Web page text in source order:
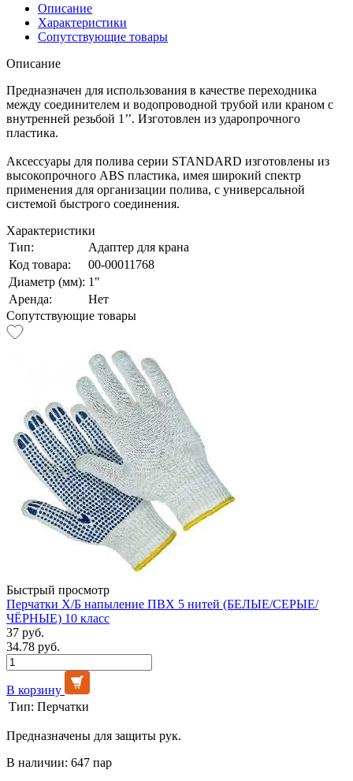
Описание
Характеристики
Сопутствующие товары
Описание
Предназначен для использования в качестве переходника
между соединителем и водопроводной трубой или краном с
внутренней резьбой 1’’. Изготовлен из ударопрочного
пластика.
Аксессуары для полива серии STANDARD изготовлены из
высокопрочного ABS пластика, имея широкий спектр
применения для организации полива, с универсальной
системой быстрого соединения.
Характеристики
Тип:
Адаптер для крана
Код товара:
00-00011768
Диаметр (мм): 1"
Аренда:
Нет
Сопутствующие товары
Быстрый просмотр
Перчатки Х/Б напыление ПВХ 5 нитей (БЕЛЫЕ/СЕРЫЕ/
ЧЁРНЫЕ) 10 класс
37 руб.
34.78 руб.
В корзину
Тип: Перчатки
Предназначены для защиты рук.
В наличии: 647 пар